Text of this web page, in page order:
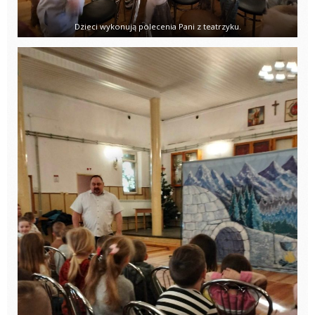
Dzieci wykonują polecenia Pani z teatrzyku.